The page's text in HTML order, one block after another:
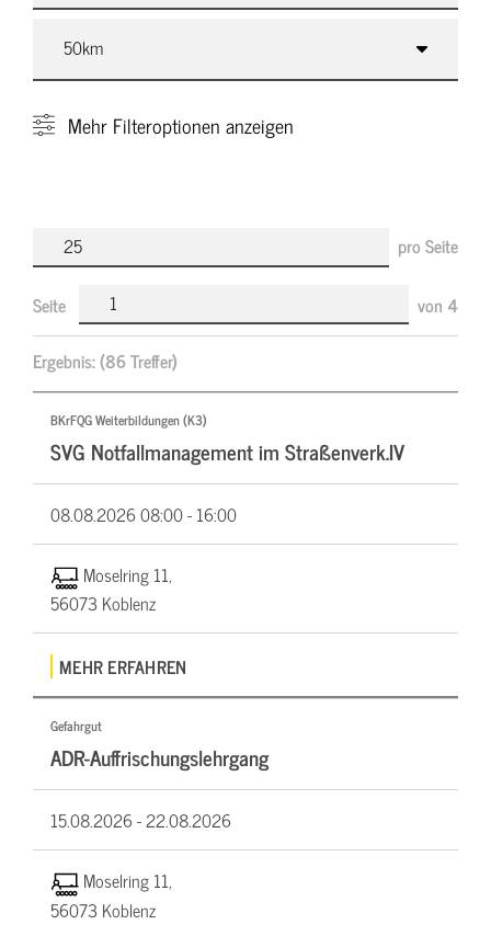
Mehr Filteroptionen anzeigen
pro Seite
Seite von 4
Ergebnis:(86 Treffer)
BKrFQG Weiterbildungen (K3)
SVG Notfallmanagement im Straßenverk.IV
08.08.202608:00 - 16:00
Moselring 11,
56073 Koblenz
MEHR ERFAHREN
Gefahrgut
ADR-Auffrischungslehrgang
15.08.2026 -22.08.2026
Moselring 11,
56073 Koblenz